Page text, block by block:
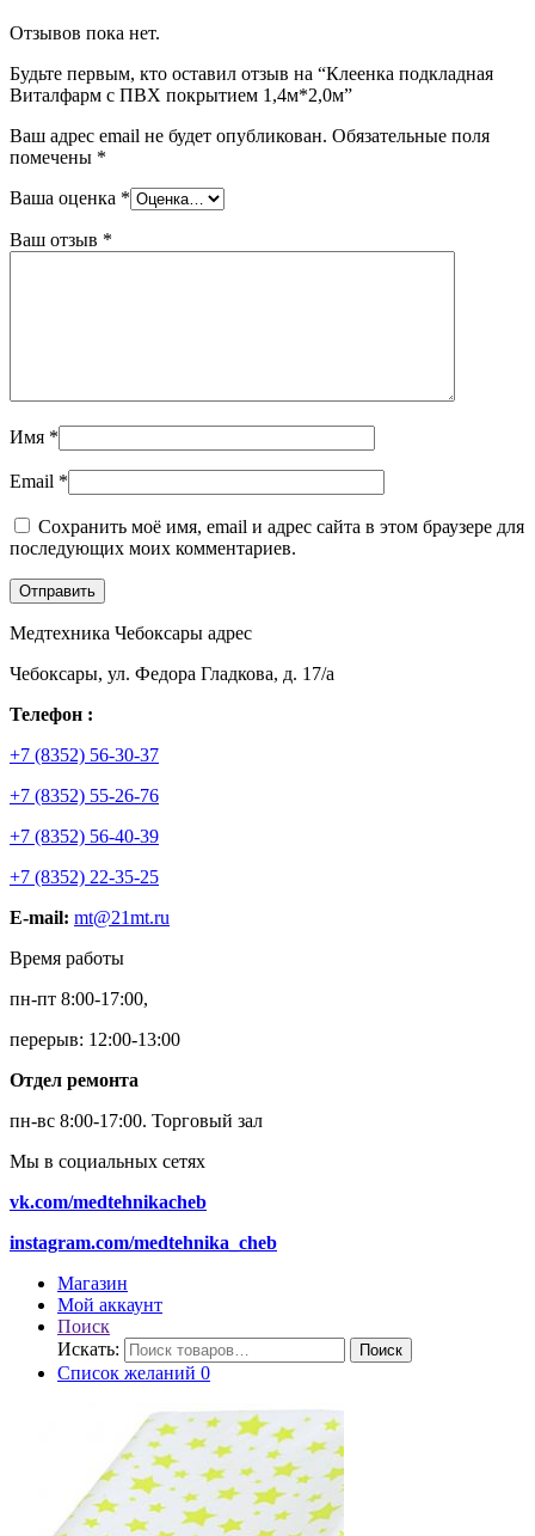
Отзывов пока нет.
Будьте первым, кто оставил отзыв на “Клеенка подкладная
Виталфарм с ПВХ покрытием 1,4м*2,0м”
Ваш адрес email не будет опубликован. Обязательные поля
помечены *
Ваша оценка *
Ваш отзыв *
Имя *
Email *
Сохранить моё имя, email и адрес сайта в этом браузере для
последующих моих комментариев.
Медтехника Чебоксары адрес
Чебоксары, ул. Федора Гладкова, д. 17/а
Телефон :
+7 (8352) 56-30-37
+7 (8352) 55-26-76
+7 (8352) 56-40-39
+7 (8352) 22-35-25
E-mail: mt@21mt.ru
Время работы
пн-пт 8:00-17:00,
перерыв: 12:00-13:00
Отдел ремонта
пн-вс 8:00-17:00. Торговый зал
Мы в социальных сетях
vk.com/medtehnikacheb
instagram.com/medtehnika_cheb
Магазин
Мой аккаунт
Поиск
Искать:
Поиск
Список желаний 0